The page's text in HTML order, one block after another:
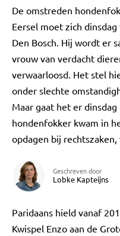
De omstreden
Eersel moet zich
Den Bosch. Hij wordt er
vrouw van verdacht
verwaarloosd. Het stel
onder slechte
Maar gaat het er
hondenfokker kwam in
opdagen bij
Geschreven door
Lobke Kapteijns
Paridaans hield vanaf
Kwispel Enzo aan de